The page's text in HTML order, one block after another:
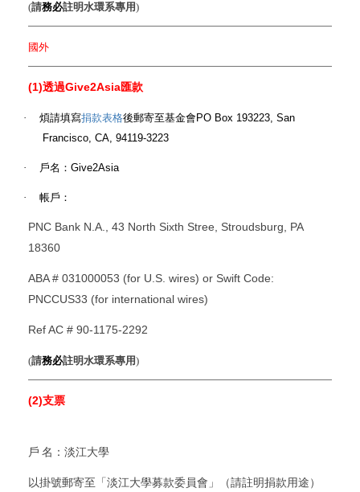
(請務必註明水環系專用)
國外
(1)透過Give2Asia匯款
· 煩請填寫捐款表格後郵寄至基金會PO Box 193223, San
Francisco, CA, 94119-3223
· 戶名： Give2Asia
· 帳戶：
PNC Bank N.A., 43 North Sixth Stree, Stroudsburg, PA
18360
ABA # 031000053 (for U.S. wires) or Swift Code:
PNCCUS33 (for international wires)
Ref AC # 90-1175-2292
(請務必註明水環系專用)
(2)支票
戶 名：淡江大學
以掛號郵寄至「淡江大學募款委員會」（請註明捐款用途）